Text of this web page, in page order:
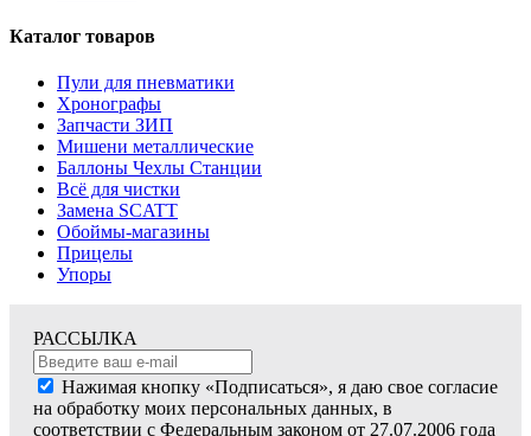
Каталог товаров
Пули для пневматики
Хронографы
Запчасти ЗИП
Мишени металлические
Баллоны Чехлы Станции
Всё для чистки
Замена SCATT
Обоймы-магазины
Прицелы
Упоры
РАССЫЛКА
Нажимая кнопку «Подписаться», я даю свое согласие
на обработку моих персональных данных, в
соответствии с Федеральным законом от 27.07.2006 года